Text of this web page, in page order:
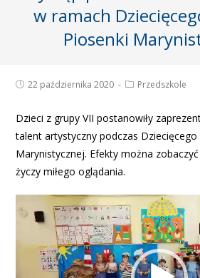
w ramach
Piosenki
22 października 2020 Przedszkole
Dzieci z grupy VII postanowiły
talent artystyczny podczas Dziecięcego
Marynistycznej. Efekty można
życzy miłego oglądania.
Odtwarzacz
video